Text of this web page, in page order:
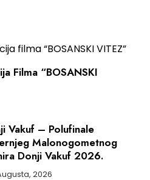
Filma “BOSANSKI
Vakuf – Polufinale
Malonogometnog
Donji Vakuf 2026.
2026